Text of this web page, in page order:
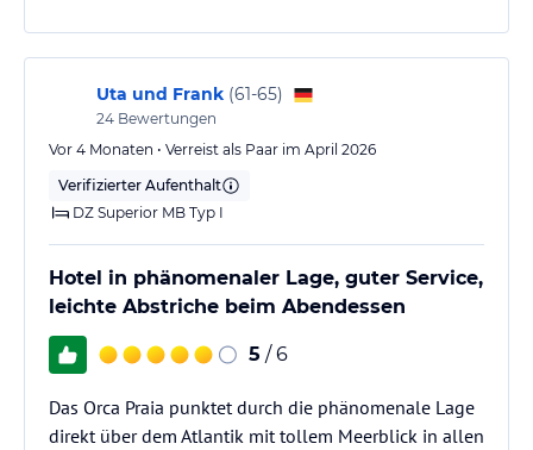
das Personal Deutsch sprechen konnte. Das hat den
Check-in und Fragen zwischendurch total…
Uta und Frank (61-65)
24 Bewertungen
Vor 4 Monaten • Verreist als Paar im April 2026
Verifizierter Aufenthalt
DZ Superior MB Typ I
Hotel in phänomenaler Lage, guter Service,
leichte Abstriche beim Abendessen
5 / 6
Das Orca Praia punktet durch die phänomenale Lage
direkt über dem Atlantik mit tollem Meerblick in allen